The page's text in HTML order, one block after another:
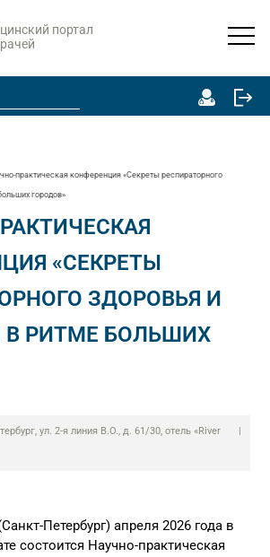
портал
практическая конференция «Секреты респираторного
городов»
«СЕКРЕТЫ
ЗДОРОВЬЯ И
В РИТМЕ БОЛЬШИХ
ул. 2-я линия В.О., д. 61/30, отель «River
|
Петербург) апреля 2026 года в
состоится Научно-практическая